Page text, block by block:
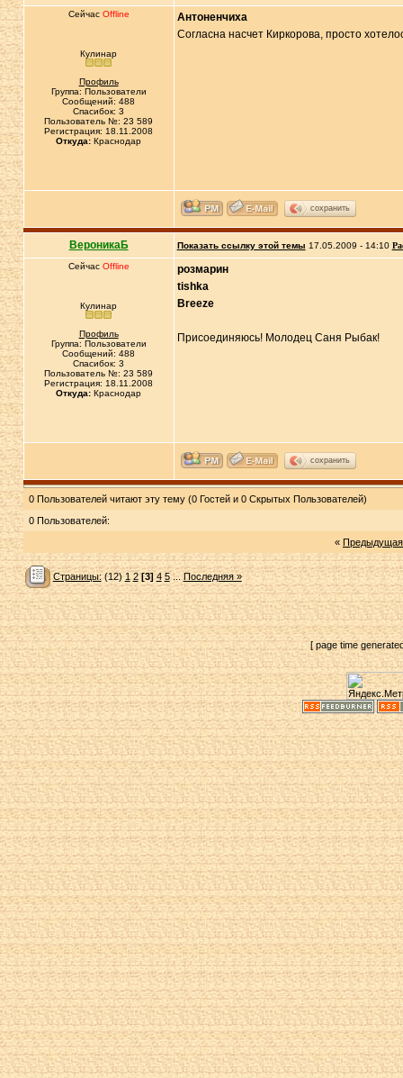
Сейчас Offline
Кулинар
Профиль
Группа: Пользователи
Сообщений: 488
Спасибок: 3
Пользователь №: 23 589
Регистрация: 18.11.2008
Откуда: Краснодар
Антоненчиха
Согласна насчет Киркорова, просто
сохранить
ВероникаБ Показать ссылку этой темы 17.05.2009 - 14:10
Сейчас Offline
Кулинар
Профиль
Группа: Пользователи
Сообщений: 488
Спасибок: 3
Пользователь №: 23 589
Регистрация: 18.11.2008
Откуда: Краснодар
розмарин
tishka
Breeze
Присоединяюсь! Молодец Саня Рыбак!
сохранить
0 Пользователей читают эту тему (0 Гостей и 0 Скрытых Пользователей)
0 Пользователей:
«
Страницы:(12)1 2 [3] 4 5...Последняя »
[ page time